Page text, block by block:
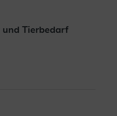
und Tierbedarf